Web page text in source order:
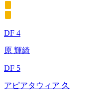
DF 4
原 輝綺
DF 5
アピアタウィア 久